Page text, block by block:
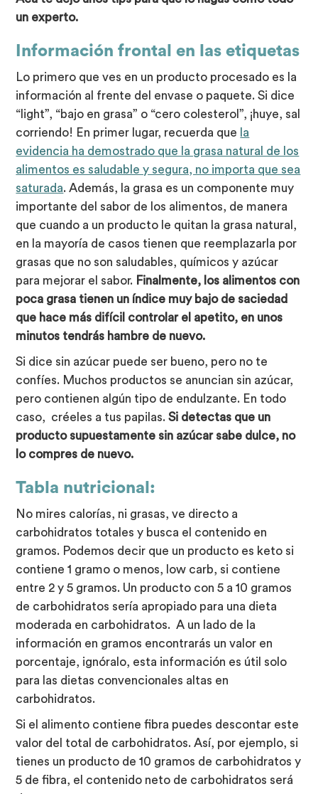
un experto.
Información frontal en las etiquetas
Lo primero que ves en un producto procesado es la
información al frente del envase o paquete. Si dice
“light”, “bajo en grasa” o “cero colesterol”, ¡huye, sal
corriendo! En primer lugar, recuerda que la
evidencia ha demostrado que la grasa natural de los
alimentos es saludable y segura, no importa que sea
saturada. Además, la grasa es un componente muy
importante del sabor de los alimentos, de manera
que cuando a un producto le quitan la grasa natural,
en la mayoría de casos tienen que reemplazarla por
grasas que no son saludables, químicos y azúcar
para mejorar el sabor. Finalmente, los alimentos con
poca grasa tienen un índice muy bajo de saciedad
que hace más difícil controlar el apetito, en unos
minutos tendrás hambre de nuevo.
Si dice sin azúcar puede ser bueno, pero no te
confíes. Muchos productos se anuncian sin azúcar,
pero contienen algún tipo de endulzante. En todo
caso, créeles a tus papilas.Si detectas que un
producto supuestamente sin azúcar sabe dulce, no
lo compres de nuevo.
Tabla nutricional:
No mires calorías, ni grasas, ve directo a
carbohidratos totales y busca el contenido en
gramos. Podemos decir que un producto es keto si
contiene 1 gramo o menos, low carb, si contiene
entre 2 y 5 gramos. Un producto con 5 a 10 gramos
de carbohidratos sería apropiado para una dieta
moderada en carbohidratos. A un lado de la
información en gramos encontrarás un valor en
porcentaje, ignóralo, esta información es útil solo
para las dietas convencionales altas en
carbohidratos.
Si el alimento contiene fibra puedes descontar este
valor del total de carbohidratos. Así, por ejemplo, si
tienes un producto de 10 gramos de carbohidratos y
5 de fibra, el contenido neto de carbohidratos será